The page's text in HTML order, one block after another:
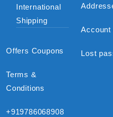
International
Shipping
Offers Coupons
Terms &
Conditions
+919786068908
Account
Lost